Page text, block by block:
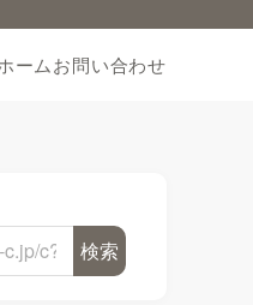
ームお問い合わせ
検索